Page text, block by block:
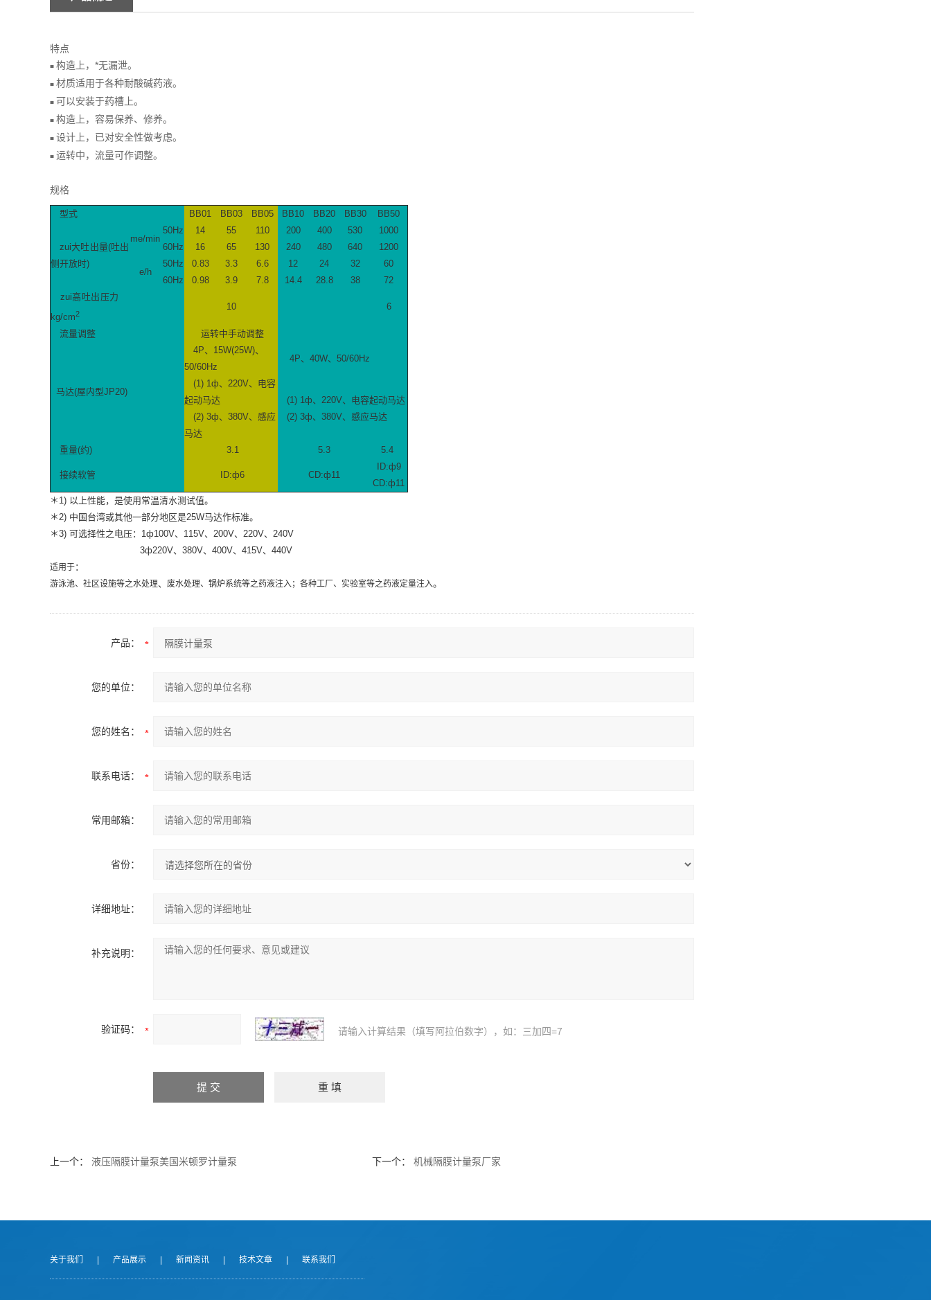
特点
■ 构造上，*无漏泄。
■ 材质适用于各种耐酸碱药液。
■ 可以安装于药槽上。
■ 构造上，容易保养、修养。
■ 设计上，已对安全性做考虑。
■ 运转中，流量可作调整。
规格
型式 BB01 BB03 BB05 BB10 BB20 BB30 BB50
zui大吐出量(吐出
侧开放时)
mе/min
50Hz 14 55 110 200 400 530
1000
60Hz
16 65 130 240 480 640 1200
е/h
50Hz 0.83 3.3 6.6 12 24 32
60
60Hz
0.98 3.9 7.8 14.4 28.8 38
72
zui高吐出压力
kg/cm2
10 6
流量调整 运转中手动调整
马达(屋内型JP20)
4P、15W(25W)、
50/60Hz
4P、40W、50/60Hz
(1) 1ф、220V、电容
起动马达
(2) 3ф、380V、感应
马达
(1) 1ф、220V、电容起动马达
(2) 3ф、380V、感应马达
重量(约) 3.1 5.3 5.4
接续软管 ID:ф6 CD:ф11
ID:ф9
CD:ф11
＊1) 以上性能，是使用常温清水测试值。
＊2) 中国台湾或其他一部分地区是25W马达作标准。
＊3) 可选择性之电压：1ф100V、115V、200V、220V、240V
3ф220V、380V、400V、415V、440V
适用于：
游泳池、社区设施等之水处理、 废水处理、锅炉系统等之药液注入；各种工厂、实验室等之药液定量注入。
产品：
您的单位：
您的姓名：
联系电话：
常用邮箱：
省份：
详细地址：
补充说明：
验证码： 请输入计算结果（填写阿拉伯数字），如：三加四=7
上一个： 液压隔膜计量泵美国米顿罗计量泵 下一个： 机械隔膜计量泵厂家
关于我们 产品展示 新闻资讯 技术文章 联系我们